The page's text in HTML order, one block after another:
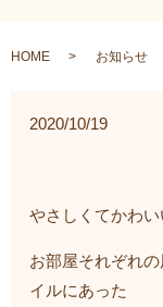
HOME お知らせ
2020/10/19
やさしくてかわい
お部屋それぞれ
イルにあった